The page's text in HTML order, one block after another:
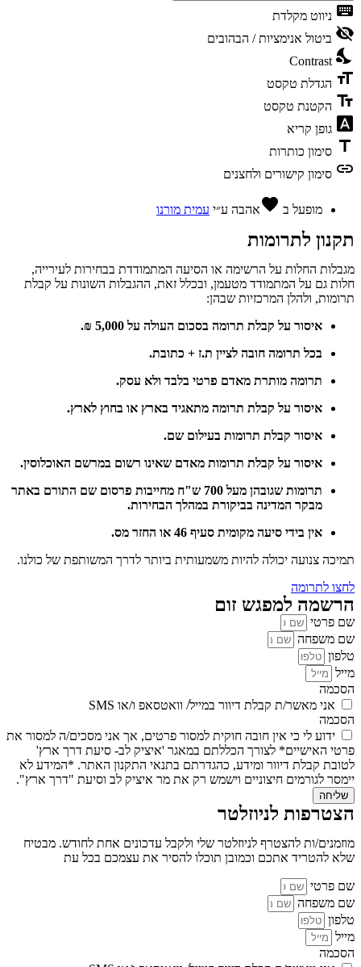
keyboard ניווט מקלדת
visibility_off ביטול אנימציות / הבהובים
nights_stay
Contrast
format_size הגדלת טקסט
text_fields הקטנת טקסט
font_download גופן קריא
title סימון כותרות
link סימון קישורים ולחצנים
מופעל ב favoriteאהבה ע״י עמית מורנו
תקנון לתרומות
מגבלות החלות על הרשימה או הסיעה המתמודדת בבחירות לעירייה,
חלות גם על המתמודד מטעמן, ובכלל זאת, ההגבלות השונות על קבלת
תרומות, ולהלן המרכזיות שבהן:
איסור על קבלת תרומה בסכום העולה על 5,000 ₪.
בכל תרומה חובה לציין ת.ז + כתובת.
תרומה מותרת מאדם פרטי בלבד ולא עסק.
איסור על קבלת תרומה מתאגיד בארץ או בחוץ לארץ.
איסור קבלת תרומות בעילום שם.
איסור על קבלת תרומות מאדם שאינו רשום במרשם האוכלוסין.
תרומות שגובהן מעל 700 ש"ח מחייבות פרסום שם התורם באתר
מבקר המדינה בביקורת במהלך הבחירות.
אין בידי סיעה מקומית סעיף 46 או החזר מס.
תמיכה צנועה יכולה להיות משמעותית ביותר לדרך המשותפת של כולנו.
לחצו לתרומה
הרשמה למפגש זום
שם פרטי
שם משפחה
טלפון
מייל
הסכמה
אני מאשר/ת קבלת דיוור במייל/ וואטסאפ ו/או SMS
הסכמה
ידוע לי כי אין חובה חוקית למסור פרטים, אך אני מסכים/ה למסור את
פרטי האישיים* לצורך הכללתם במאגר 'איציק לב- סיעת דרך ארץ'
לטובת קבלת דיוור ומידע, כהגדרתם בתנאי התקנון האתר. *המידע לא
יימסר לגורמים חיצוניים וישמש רק את מר איציק לב וסיעת "דרך ארץ".
שליחה
הצטרפות לניוזלטר
מוזמנים/ות להצטרף לניוזלטר שלי ולקבל עדכונים אחת לחודש. מבטיח
שלא להטריד אתכם וכמובן תוכלו להסיר את עצמכם בכל עת
שם פרטי
שם משפחה
טלפון
מייל
הסכמה